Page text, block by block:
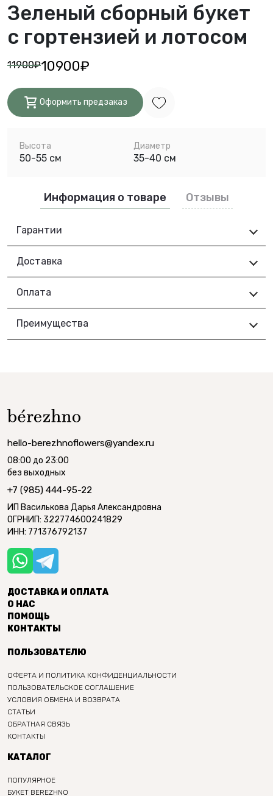
Зеленый сборный букет
с гортензией и лотосом
11900₽10900₽
Оформить предзаказ
Высота
50-55 см
Диаметр
35-40 см
Информация о товаре Отзывы
Гарантии
Доставка
Оплата
Преимущества
hello-berezhnoflowers@yandex.ru
08:00 до 23:00
без выходных
+7 (985) 444-95-22
ИП Василькова Дарья Александровна
ОГРНИП: 322774600241829
ИНН: 771376792137
ДОСТАВКА И ОПЛАТА
О НАС
ПОМОЩЬ
КОНТАКТЫ
ПОЛЬЗОВАТЕЛЮ
ОФЕРТА И ПОЛИТИКА КОНФИДЕНЦИАЛЬНОСТИ
ПОЛЬЗОВАТЕЛЬСКОЕ СОГЛАШЕНИЕ
УСЛОВИЯ ОБМЕНА И ВОЗВРАТА
СТАТЬИ
ОБРАТНАЯ СВЯЗЬ
КОНТАКТЫ
КАТАЛОГ
ПОПУЛЯРНОЕ
БУКЕТ BEREZHNO